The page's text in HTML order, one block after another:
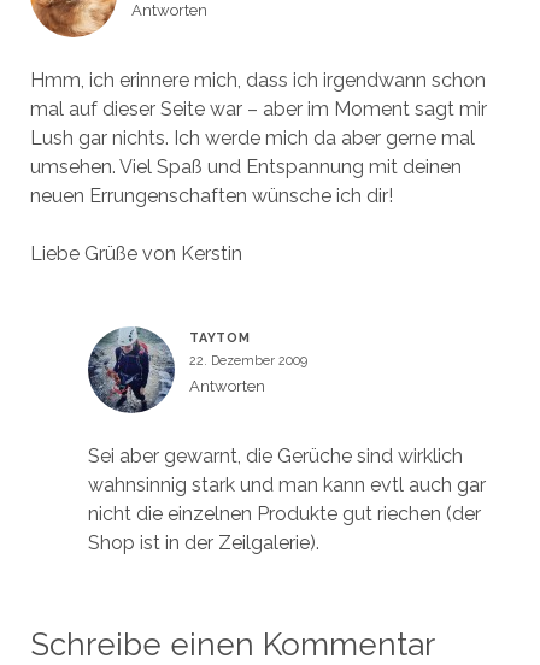
Antworten
Hmm, ich erinnere mich, dass ich irgendwann schon
mal auf dieser Seite war – aber im Moment sagt mir
Lush gar nichts. Ich werde mich da aber gerne mal
umsehen. Viel Spaß und Entspannung mit deinen
neuen Errungenschaften wünsche ich dir!
Liebe Grüße von Kerstin
TAYTOM
22. Dezember 2009
Antworten
Sei aber gewarnt, die Gerüche sind wirklich
wahnsinnig stark und man kann evtl auch gar
nicht die einzelnen Produkte gut riechen (der
Shop ist in der Zeilgalerie).
Schreibe einen Kommentar